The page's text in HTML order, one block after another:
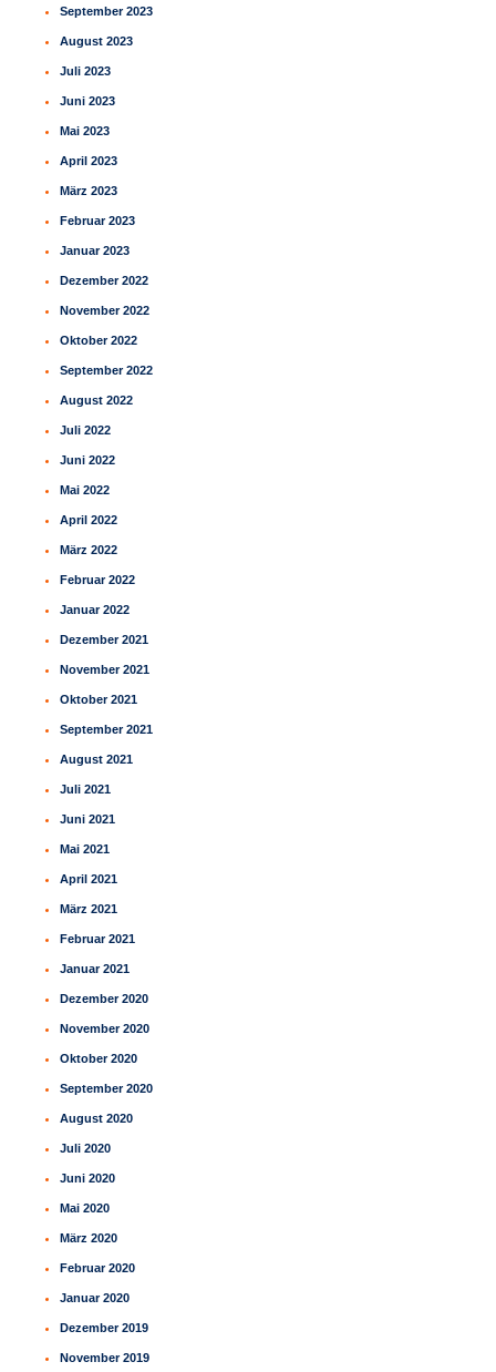
September 2023
August 2023
Juli 2023
Juni 2023
Mai 2023
April 2023
März 2023
Februar 2023
Januar 2023
Dezember 2022
November 2022
Oktober 2022
September 2022
August 2022
Juli 2022
Juni 2022
Mai 2022
April 2022
März 2022
Februar 2022
Januar 2022
Dezember 2021
November 2021
Oktober 2021
September 2021
August 2021
Juli 2021
Juni 2021
Mai 2021
April 2021
März 2021
Februar 2021
Januar 2021
Dezember 2020
November 2020
Oktober 2020
September 2020
August 2020
Juli 2020
Juni 2020
Mai 2020
März 2020
Februar 2020
Januar 2020
Dezember 2019
November 2019